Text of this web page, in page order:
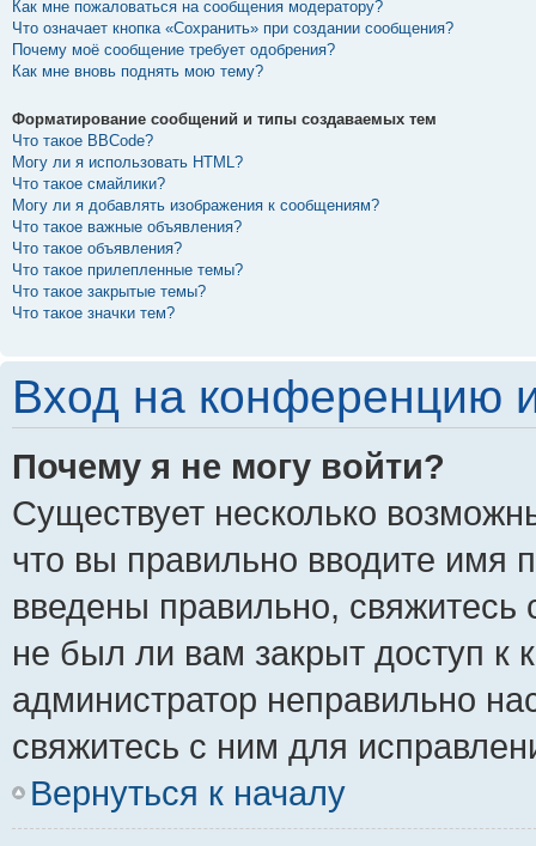
Как мне пожаловаться на сообщения модератору?
Что означает кнопка «Сохранить» при создании сообщения?
Почему моё сообщение требует одобрения?
Как мне вновь поднять мою тему?
Форматирование сообщений и типы создаваемых тем
Что такое BBCode?
Могу ли я использовать HTML?
Что такое смайлики?
Могу ли я добавлять изображения к сообщениям?
Что такое важные объявления?
Что такое объявления?
Что такое прилепленные темы?
Что такое закрытые темы?
Что такое значки тем?
Вход на конференцию
Почему я не могу войти?
Существует несколько
что вы правильно вводите имя
введены правильно,
не был ли вам закрыт доступ к
администратор неправильно
свяжитесь с ним для
Вернуться к началу